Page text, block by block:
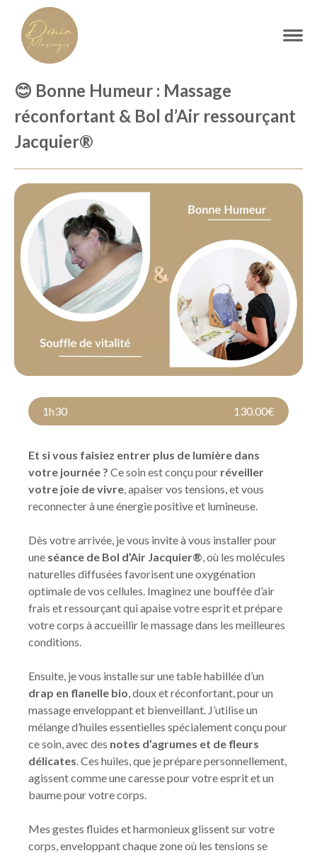
😊 Bonne Humeur : Massage
réconfortant & Bol d’Air ressourçant
Jacquier®
1h30 130.00€
Et si vous faisiez entrer plus de lumière dans
votre journée ? Ce soin est conçu pour réveiller
votre joie de vivre, apaiser vos tensions, et vous
reconnecter à une énergie positive et lumineuse.
Dès votre arrivée, je vous invite à vous installer pour
une séance de Bol d’Air Jacquier®, où les molécules
naturelles diffusées favorisent une oxygénation
optimale de vos cellules. Imaginez une bouffée d’air
frais et ressourçant qui apaise votre esprit et prépare
votre corps à accueillir le massage dans les meilleures
conditions.
Ensuite, je vous installe sur une table habillée d’un
drap en flanelle bio, doux et réconfortant, pour un
massage enveloppant et bienveillant. J’utilise un
mélange d’huiles essentielles spécialement conçu pour
ce soin, avec des notes d’agrumes et de fleurs
délicates. Ces huiles, que je prépare personnellement,
agissent comme une caresse pour votre esprit et un
baume pour votre corps.
Mes gestes fluides et harmonieux glissent sur votre
corps, enveloppant chaque zone où les tensions se